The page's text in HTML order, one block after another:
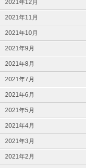
2021年12月
2021年11月
2021年10月
2021年9月
2021年8月
2021年7月
2021年6月
2021年5月
2021年4月
2021年3月
2021年2月